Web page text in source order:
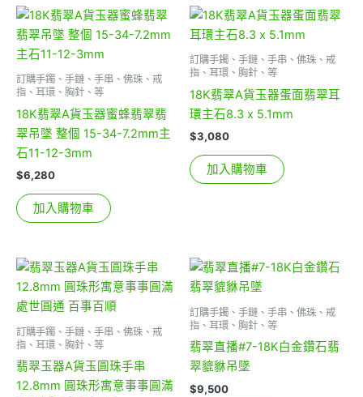
訂購手鐲、手鏈、手串、佛珠、戒
指、耳環、胸針、等
18K翡翠A貨玉器蜜蜂翡翠翡
翠吊墜 整個 15-34-7.2mm主
石11-12-3mm
$6,280
加入購物車
訂購手鐲、手鏈、手串、佛珠、戒
指、耳環、胸針、等
18K翡翠A貨玉器蛋面翡翠耳
環主石8.3 x 5.1mm
$3,080
加入購物車
訂購手鐲、手鏈、手串、佛珠、戒
指、耳環、胸針、等
翡翠玉器A貨玉圓珠手串
12.8mm 圓珠形寓意事事圓滿
訂購手鐲、手鏈、手串、佛珠、戒
指、耳環、胸針、等
翡翠直播#7-18K白金鑽石翡
翠貔貅吊墜
$9,500